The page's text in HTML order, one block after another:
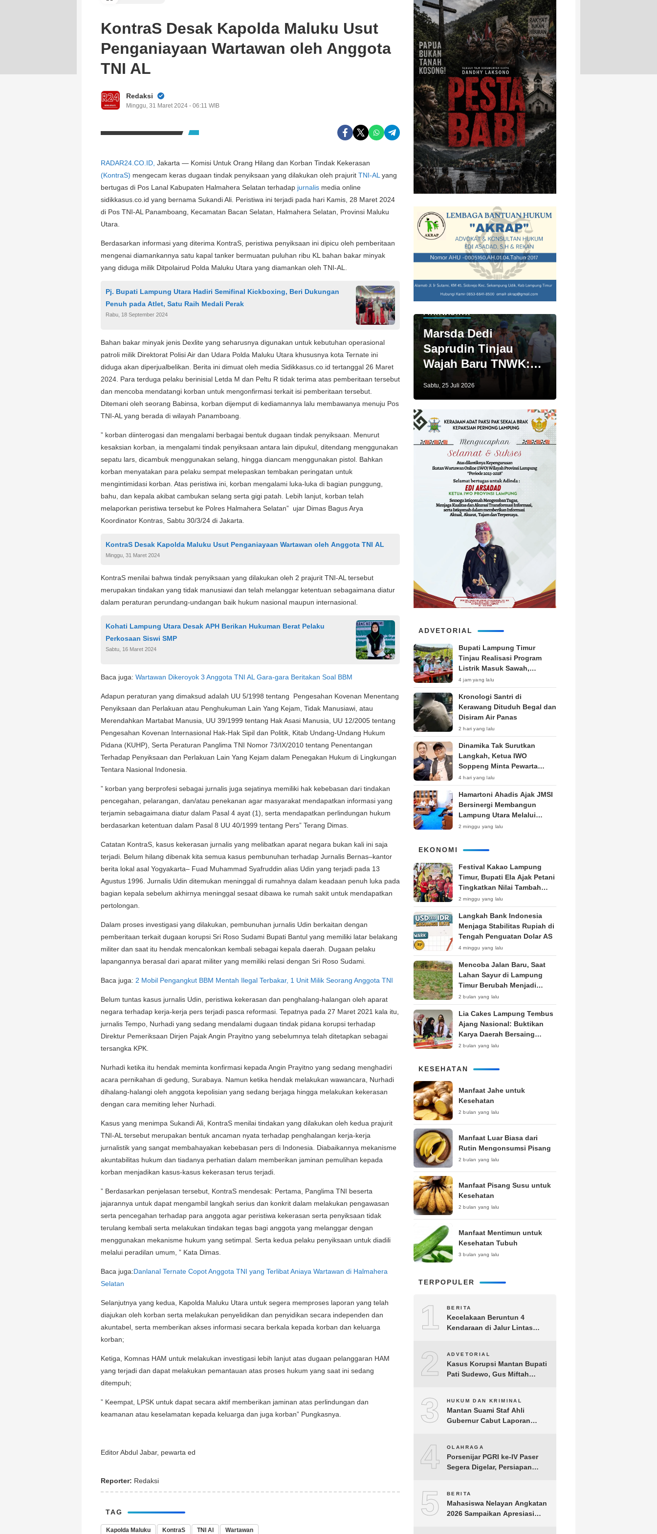
KontraS Desak Kapolda Maluku Usut
Penganiayaan Wartawan oleh Anggota
TNI AL
Redaksi
Minggu, 31 Maret 2024 - 06:11 WIB
RADAR24.CO.ID, Jakarta — Komisi Untuk Orang Hilang dan Korban Tindak Kekerasan
(KontraS) mengecam keras dugaan tindak penyiksaan yang dilakukan oleh prajurit TNI-AL yang
bertugas di Pos Lanal Kabupaten Halmahera Selatan terhadap jurnalis media online
sidikkasus.co.id yang bernama Sukandi Ali. Peristiwa ini terjadi pada hari Kamis, 28 Maret 2024
di Pos TNI-AL Panamboang, Kecamatan Bacan Selatan, Halmahera Selatan, Provinsi Maluku
Utara.
Berdasarkan informasi yang diterima KontraS, peristiwa penyiksaan ini dipicu oleh pemberitaan
mengenai diamankannya satu kapal tanker bermuatan puluhan ribu KL bahan bakar minyak
yang diduga milik Ditpolairud Polda Maluku Utara yang diamankan oleh TNI-AL.
Pj. Bupati Lampung Utara Hadiri Semifinal Kickboxing, Beri Dukungan
Penuh pada Atlet, Satu Raih Medali Perak
Rabu, 18 September 2024
Bahan bakar minyak jenis Dexlite yang seharusnya digunakan untuk kebutuhan operasional
patroli milik Direktorat Polisi Air dan Udara Polda Maluku Utara khususnya kota Ternate ini
diduga akan diperjualbelikan. Berita ini dimuat oleh media Sidikkasus.co.id tertanggal 26 Maret
2024. Para terduga pelaku berinisial Letda M dan Peltu R tidak terima atas pemberitaan tersebut
dan mencoba mendatangi korban untuk mengonfirmasi terkait isi pemberitaan tersebut.
Ditemani oleh seorang Babinsa, korban dijemput di kediamannya lalu membawanya menuju Pos
TNI-AL yang berada di wilayah Panamboang.
” korban diinterogasi dan mengalami berbagai bentuk dugaan tindak penyiksaan. Menurut
kesaksian korban, ia mengalami tindak penyiksaan antara lain dipukul, ditendang menggunakan
sepatu lars, dicambuk menggunakan selang, hingga diancam menggunakan pistol. Bahkan
korban menyatakan para pelaku sempat melepaskan tembakan peringatan untuk
mengintimidasi korban. Atas peristiwa ini, korban mengalami luka-luka di bagian punggung,
bahu, dan kepala akibat cambukan selang serta gigi patah. Lebih lanjut, korban telah
melaporkan peristiwa tersebut ke Polres Halmahera Selatan” ujar Dimas Bagus Arya
Koordinator Kontras, Sabtu 30/3/24 di Jakarta.
KontraS Desak Kapolda Maluku Usut Penganiayaan Wartawan oleh Anggota TNI AL
Minggu, 31 Maret 2024
KontraS menilai bahwa tindak penyiksaan yang dilakukan oleh 2 prajurit TNI-AL tersebut
merupakan tindakan yang tidak manusiawi dan telah melanggar ketentuan sebagaimana diatur
dalam peraturan perundang-undangan baik hukum nasional maupun internasional.
Kohati Lampung Utara Desak APH Berikan Hukuman Berat Pelaku
Perkosaan Siswi SMP
Sabtu, 16 Maret 2024
Baca juga: Wartawan Dikeroyok 3 Anggota TNI AL Gara-gara Beritakan Soal BBM
Adapun peraturan yang dimaksud adalah UU 5/1998 tentang Pengesahan Kovenan Menentang
Penyiksaan dan Perlakuan atau Penghukuman Lain Yang Kejam, Tidak Manusiawi, atau
Merendahkan Martabat Manusia, UU 39/1999 tentang Hak Asasi Manusia, UU 12/2005 tentang
Pengesahan Kovenan Internasional Hak-Hak Sipil dan Politik, Kitab Undang-Undang Hukum
Pidana (KUHP), Serta Peraturan Panglima TNI Nomor 73/IX/2010 tentang Penentangan
Terhadap Penyiksaan dan Perlakuan Lain Yang Kejam dalam Penegakan Hukum di Lingkungan
Tentara Nasional Indonesia.
” korban yang berprofesi sebagai jurnalis juga sejatinya memiliki hak kebebasan dari tindakan
pencegahan, pelarangan, dan/atau penekanan agar masyarakat mendapatkan informasi yang
terjamin sebagaimana diatur dalam Pasal 4 ayat (1), serta mendapatkan perlindungan hukum
berdasarkan ketentuan dalam Pasal 8 UU 40/1999 tentang Pers” Terang Dimas.
Catatan KontraS, kasus kekerasan jurnalis yang melibatkan aparat negara bukan kali ini saja
terjadi. Belum hilang dibenak kita semua kasus pembunuhan terhadap Jurnalis Bernas–kantor
berita lokal asal Yogyakarta– Fuad Muhammad Syafruddin alias Udin yang terjadi pada 13
Agustus 1996. Jurnalis Udin ditemukan meninggal di rumahnya dalam keadaan penuh luka pada
bagian kepala sebelum akhirnya meninggal sesaat dibawa ke rumah sakit untuk mendapatkan
pertolongan.
Dalam proses investigasi yang dilakukan, pembunuhan jurnalis Udin berkaitan dengan
pemberitaan terkait dugaan korupsi Sri Roso Sudami Bupati Bantul yang memiliki latar belakang
militer dan saat itu hendak mencalonkan kembali sebagai kepala daerah. Dugaan pelaku
lapangannya berasal dari aparat militer yang memiliki relasi dengan Sri Roso Sudami.
Baca juga: 2 Mobil Pengangkut BBM Mentah Ilegal Terbakar, 1 Unit Milik Seorang Anggota TNI
Belum tuntas kasus jurnalis Udin, peristiwa kekerasan dan penghalang-halangan oleh aparat
negara terhadap kerja-kerja pers terjadi pasca reformasi. Tepatnya pada 27 Maret 2021 kala itu,
jurnalis Tempo, Nurhadi yang sedang mendalami dugaan tindak pidana korupsi terhadap
Direktur Pemeriksaan Dirjen Pajak Angin Prayitno yang sebelumnya telah ditetapkan sebagai
tersangka KPK.
Nurhadi ketika itu hendak meminta konfirmasi kepada Angin Prayitno yang sedang menghadiri
acara pernikahan di gedung, Surabaya. Namun ketika hendak melakukan wawancara, Nurhadi
dihalang-halangi oleh anggota kepolisian yang sedang berjaga hingga melakukan kekerasan
dengan cara memiting leher Nurhadi.
Kasus yang menimpa Sukandi Ali, KontraS menilai tindakan yang dilakukan oleh kedua prajurit
TNI-AL tersebut merupakan bentuk ancaman nyata terhadap penghalangan kerja-kerja
jurnalistik yang sangat membahayakan kebebasan pers di Indonesia. Diabaikannya mekanisme
akuntabilitas hukum dan tiadanya perhatian dalam memberikan jaminan pemulihan kepada
korban menjadikan kasus-kasus kekerasan terus terjadi.
” Berdasarkan penjelasan tersebut, KontraS mendesak: Pertama, Panglima TNI beserta
jajarannya untuk dapat mengambil langkah serius dan konkrit dalam melakukan pengawasan
serta pencegahan terhadap para anggota agar peristiwa kekerasan serta penyiksaan tidak
terulang kembali serta melakukan tindakan tegas bagi anggota yang melanggar dengan
menggunakan mekanisme hukum yang setimpal. Serta kedua pelaku penyiksaan untuk diadili
melalui peradilan umum, ” Kata Dimas.
Baca juga:Danlanal Ternate Copot Anggota TNI yang Terlibat Aniaya Wartawan di Halmahera
Selatan
Selanjutnya yang kedua, Kapolda Maluku Utara untuk segera memproses laporan yang telah
diajukan oleh korban serta melakukan penyelidikan dan penyidikan secara independen dan
akuntabel, serta memberikan akses informasi secara berkala kepada korban dan keluarga
korban;
Ketiga, Komnas HAM untuk melakukan investigasi lebih lanjut atas dugaan pelanggaran HAM
yang terjadi dan dapat melakukan pemantauan atas proses hukum yang saat ini sedang
ditempuh;
” Keempat, LPSK untuk dapat secara aktif memberikan jaminan atas perlindungan dan
keamanan atau keselamatan kepada keluarga dan juga korban” Pungkasnya.
Editor Abdul Jabar, pewarta ed
Reporter: Redaksi
TAG
Kapolda Maluku KontraS TNI Al Wartawan
PARIWISATA
Marsda Dedi
Saprudin Tinjau
Wajah Baru TNWK:
Sabtu, 25 Juli 2026
ADVETORIAL
Bupati Lampung Timur
Tinjau Realisasi Program
Listrik Masuk Sawah,
Siapkan Subsidi KWH untuk
Petani
4 jam yang lalu
Kronologi Santri di
Kerawang Dituduh Begal dan
Disiram Air Panas
2 hari yang lalu
Dinamika Tak Surutkan
Langkah, Ketua IWO
Soppeng Minta Pewarta
Pegang Teguh Kode Etik
4 hari yang lalu
Hamartoni Ahadis Ajak JMSI
Bersinergi Membangun
Lampung Utara Melalui
Pemberitaan
2 minggu yang lalu
EKONOMI
‎Festival Kakao Lampung
Timur, Bupati Ela Ajak Petani
Tingkatkan Nilai Tambah
Produk
2 minggu yang lalu
Langkah Bank Indonesia
Menjaga Stabilitas Rupiah di
Tengah Penguatan Dolar AS
4 minggu yang lalu
Mencoba Jalan Baru, Saat
Lahan Sayur di Lampung
Timur Berubah Menjadi
Kebun Tembakau
2 bulan yang lalu
Lia Cakes Lampung Tembus
Ajang Nasional: Buktikan
Karya Daerah Bersaing
Setara Kota Besar
2 bulan yang lalu
KESEHATAN
Manfaat Jahe untuk
Kesehatan
2 bulan yang lalu
Manfaat Luar Biasa dari
Rutin Mengonsumsi Pisang
2 bulan yang lalu
Manfaat Pisang Susu untuk
Kesehatan
2 bulan yang lalu
Manfaat Mentimun untuk
Kesehatan Tubuh
3 bulan yang lalu
TERPOPULER
1 BERITA
Kecelakaan Beruntun 4
Kendaraan di Jalur Lintas
2 ADVETORIAL
Kasus Korupsi Mantan Bupati
Pati Sudewo, Gus Miftah
3 HUKUM DAN KRIMINAL
Mantan Suami Staf Ahli
Gubernur Cabut Laporan
4 OLAHRAGA
Porsenijar PGRI ke-IV Paser
Segera Digelar, Persiapan
5 BERITA
Mahasiswa Nelayan Angkatan
2026 Sampaikan Apresiasi